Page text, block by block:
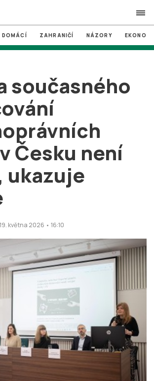
search
DOMÁCÍ ZAHRANIČÍ NÁZORY
současného
Česku není
ukazuje
19. května 2026 • 16:10